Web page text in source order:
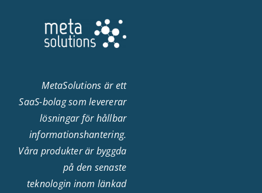
MetaSolutions är ett
SaaS-bolag som levererar
lösningar för hållbar
informationshantering.
Våra produkter är byggda
på den senaste
teknologin inom länkad